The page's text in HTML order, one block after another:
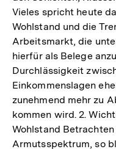
Vieles spricht heute
Wohlstand und die
Arbeitsmarkt, die
hierfür als Belege
Durchlässigkeit
Einkommenslagen
zunehmend mehr zu
kommen wird. 2.
Wohlstand
Armutsspektrum, so